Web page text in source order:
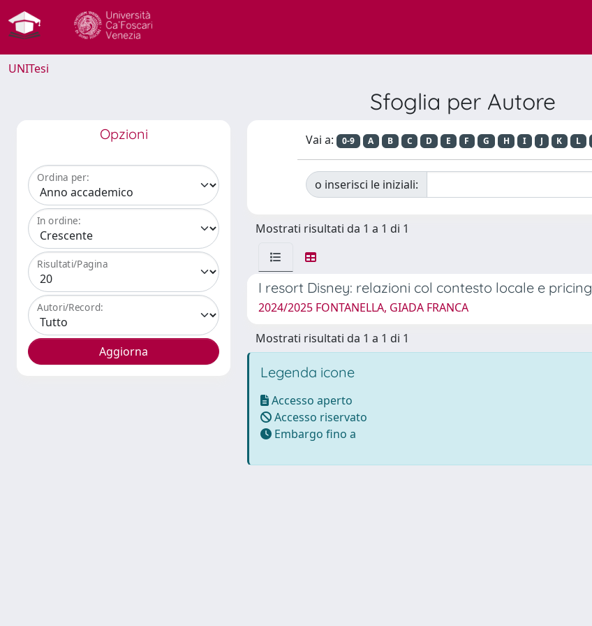
UNITesi
Sfoglia per Autore
Opzioni
Ordina per:
In ordine:
Risultati/Pagina
Autori/Record:
Vai a: 0-9 A B C D E F G H I J K L
o inserisci le iniziali:
Mostrati risultati da 1 a 1 di 1
I resort Disney: relazioni col contesto locale e pricing
2024/2025 FONTANELLA, GIADA FRANCA
Mostrati risultati da 1 a 1 di 1
Legenda icone
Accesso aperto
Accesso riservato
Embargo fino a